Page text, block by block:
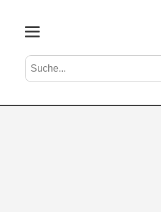
Suche nach Vornamen